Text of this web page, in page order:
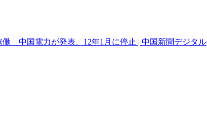
働 中国電力が発表、12年1月に停止 | 中国新聞デジタル